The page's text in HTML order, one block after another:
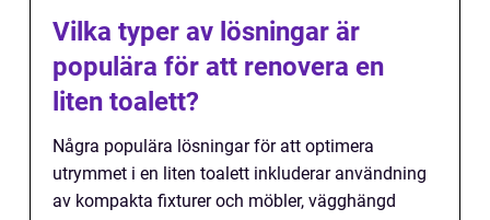
Vilka typer av lösningar är
populära för att renovera en
liten toalett?
Några populära lösningar för att optimera
utrymmet i en liten toalett inkluderar användning
av kompakta fixturer och möbler, vägghängd